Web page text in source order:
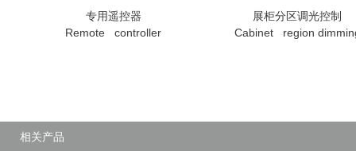
专用遥控器
Remote controller
展柜分区调光控制
Cabinet region
相关产品